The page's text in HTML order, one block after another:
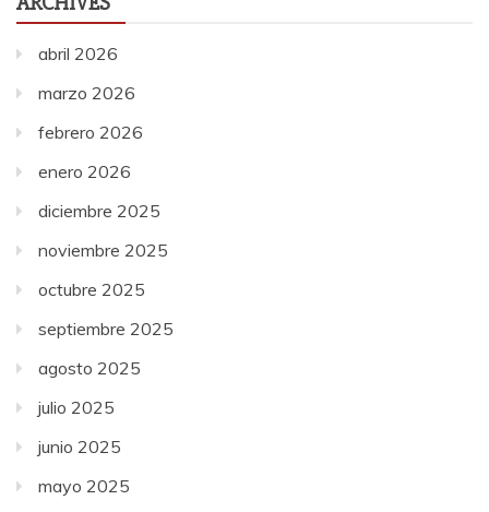
abril 2026
marzo 2026
febrero 2026
enero 2026
diciembre 2025
noviembre 2025
octubre 2025
septiembre 2025
agosto 2025
julio 2025
junio 2025
mayo 2025